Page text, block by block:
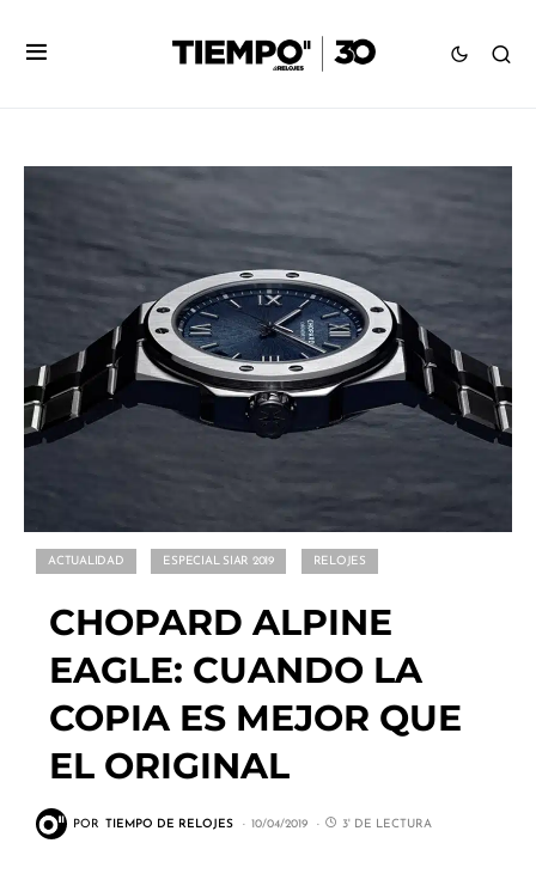
ACTUALIDAD ESPECIAL SIAR 2019 RELOJES
CHOPARD ALPINE
EAGLE: CUANDO LA
COPIA ES MEJOR QUE
EL ORIGINAL
POR TIEMPO DE RELOJES 10/04/2019 3' DE LECTURA